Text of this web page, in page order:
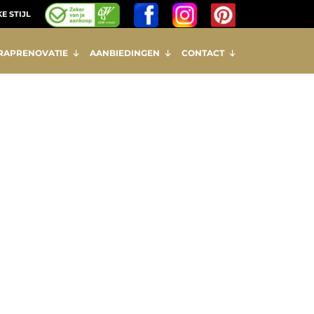
STIJL
AANBIEDINGEN CONTACT